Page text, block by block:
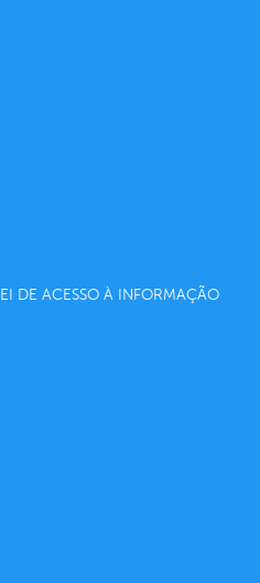
DE ACESSO À INFORMAÇÃO